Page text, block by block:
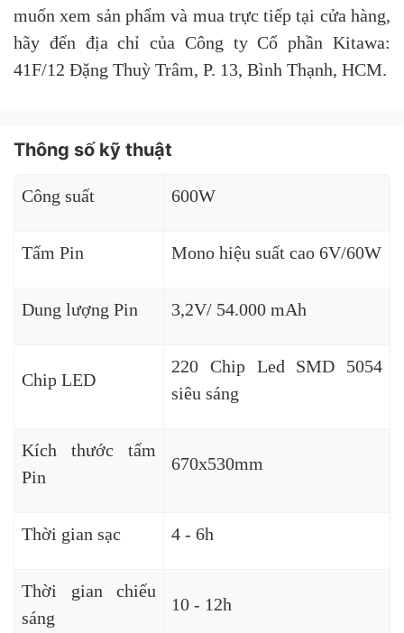
muốn xem sản phẩm và mua trực tiếp tại cửa hàng,
hãy đến địa chỉ của Công ty Cổ phần Kitawa:
41F/12 Đặng Thuỳ Trâm, P. 13, Bình Thạnh, HCM.
Thông số kỹ thuật
Công suất 600W
Tấm Pin Mono hiệu suất cao 6V/60W
Dung lượng Pin 3,2V/ 54.000 mAh
Chip LED
220 Chip Led SMD 5054
siêu sáng
Kích thước tấm
Pin
670x530mm
Thời gian sạc 4 - 6h
Thời gian chiếu
sáng
10 - 12h